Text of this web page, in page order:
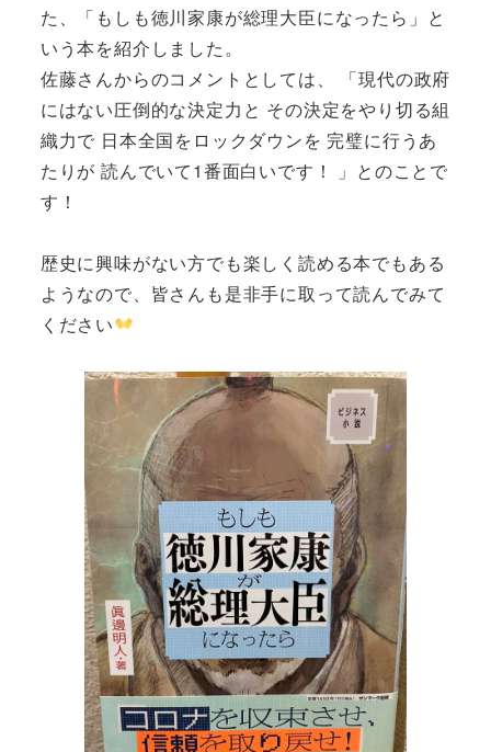
た、「もしも徳川家康が総理大臣になったら」と
いう本を紹介しました。
佐藤さんからのコメントとしては、 「現代の政府
にはない圧倒的な決定力と その決定をやり切る組
織力で 日本全国をロックダウンを 完璧に行うあ
たりが 読んでいて1番面白いです！ 」とのことで
す！
歴史に興味がない方でも楽しく読める本でもある
ようなので、皆さんも是非手に取って読んでみて
ください